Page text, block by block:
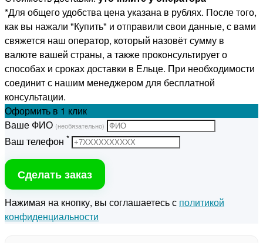
*Для общего удобства цена указана в рублях. После того,
как вы нажали "Купить" и отправили свои данные, с вами
свяжется наш оператор, который назовёт сумму в
валюте вашей страны, а также проконсультирует о
способах и сроках доставки в Ельце. При необходимости
соединит с нашим менеджером для бесплатной
консультации.
Оформить в 1 клик
Ваше ФИО (необязательно)
Ваш телефон *
Сделать заказ
Нажимая на кнопку, вы соглашаетесь с политикой
конфиденциальности